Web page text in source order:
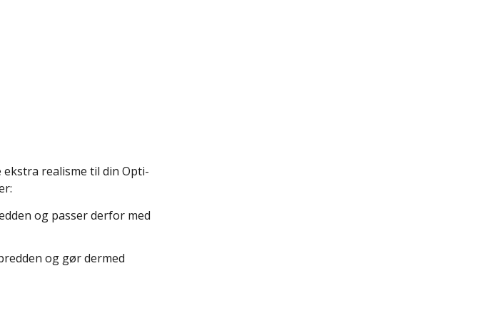
realisme til din Opti-
og passer derfor med
og gør dermed